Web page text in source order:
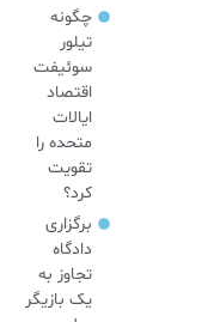
چگونه
تیلور
سوئیفت
اقتصاد
ایالات
متحده را
تقویت
کرد؟
برگزاری
دادگاه
تجاوز به
یک بازیگر